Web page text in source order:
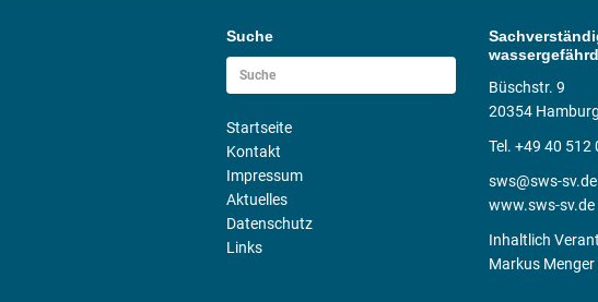
Suche
Startseite
Kontakt
Impressum
Aktuelles
Datenschutz
Links
Büschstr. 9
20354 Hamburg
Tel. +49 40 512
sws@sws-sv.de
www.sws-sv.de
Inhaltlich
Markus